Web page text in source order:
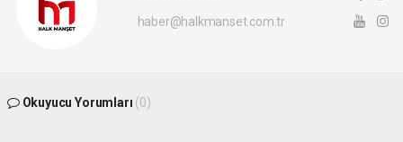
haber@halkmanset.com.tr
Okuyucu Yorumları (0)